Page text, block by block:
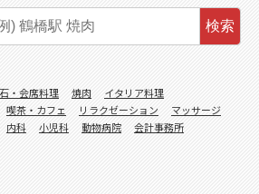
検索
・会席料理 焼肉
イタリア料理
喫茶・カフェ リラクゼーション
マッサージ
内科 小児科 動物病院
会計事務所